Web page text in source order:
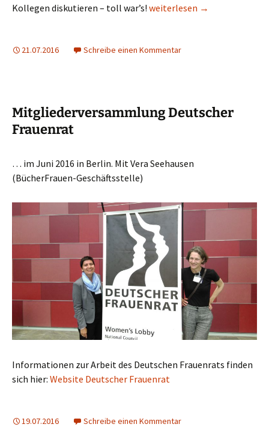
Kollegen diskutieren – toll war’s! 66. Lindauer
weiterlesen →
21.07.2016 Schreibe einen Kommentar
Mitgliederversammlung Deutscher
Frauenrat
… im Juni 2016 in Berlin. Mit Vera Seehausen
(BücherFrauen-Geschäftsstelle)
Informationen zur Arbeit des Deutschen Frauenrats finden
sich hier: Website Deutscher Frauenrat
19.07.2016 Schreibe einen Kommentar